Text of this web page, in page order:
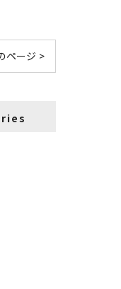
ページ >